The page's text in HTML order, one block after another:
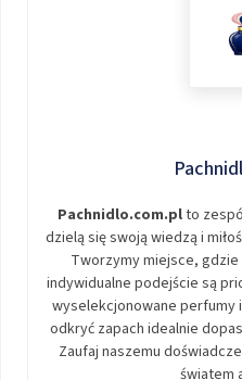
Pachnidlo.com.plto
dzielą się swoją wiedzą i
Tworzymy miejsce,
indywidualne podejście są
wyselekcjonowane perfumy
odkryć zapach idealnie
Zaufaj naszemu
światem